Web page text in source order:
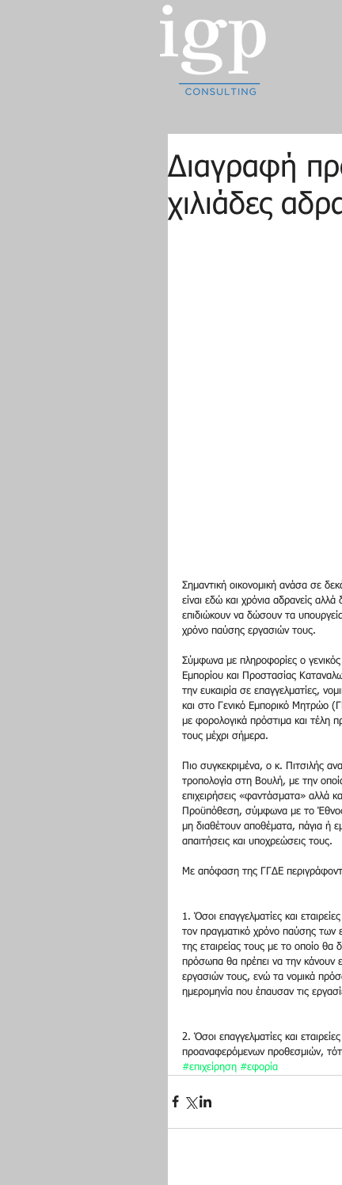
Διαγραφή
χιλιάδες
Σημαντική οικονομική ανάσα σε
είναι εδώ και χρόνια αδρανείς
επιδιώκουν να δώσουν τα
χρόνο παύσης εργασιών τους.
Σύμφωνα με πληροφορίες ο
Εμπορίου και Προστασίας
την ευκαιρία σε επαγγελματίες,
και στο Γενικό Εμπορικό Μητρώο
με φορολογικά πρόστιμα και τέλη
τους μέχρι σήμερα.
Πιο συγκεκριμένα, ο κ. Πιτσιλής
τροπολογία στη Βουλή, με την
επιχειρήσεις «φαντάσματα» αλλά
Προϋπόθεση, σύμφωνα με το Έθνος,
μη διαθέτουν αποθέματα, πάγια ή
απαιτήσεις και υποχρεώσεις τους.
Με απόφαση της ΓΓΔΕ
1. Όσοι επαγγελματίες και
τον πραγματικό χρόνο παύσης των
της εταιρείας τους με το οποίο
πρόσωπα θα πρέπει να την κάνουν
εργασιών τους, ενώ τα νομικά
ημερομηνία που έπαυσαν τις
2. Όσοι επαγγελματίες και
προαναφερόμενων προθεσμιών,
#επιχείρηση #εφορία